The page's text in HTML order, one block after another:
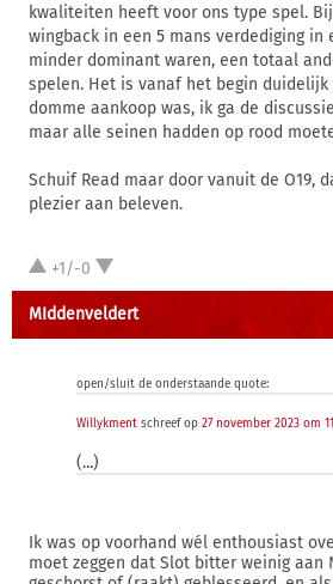
kwaliteiten heeft voor ons type spel.
wingback in een 5 mans verdediging in
minder dominant waren, een totaal
spelen. Het is vanaf het begin
domme aankoop was, ik ga de
maar alle seinen hadden op rood
Schuif Read maar door vanuit de O19,
plezier aan beleven.
+1/-0
MIddenveldert
open/sluit de onderstaande quote:
Willykment schreef op 27 november 2023 om
(...)
Ik was op voorhand wél enthousiast
moet zeggen dat Slot bitter weinig aan